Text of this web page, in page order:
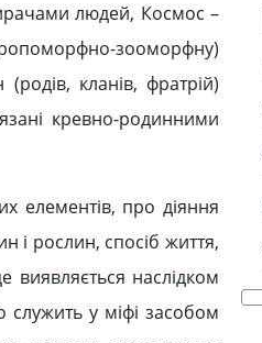
людей, Космос –
зооморфну)
кланів, фратрій)
кревно-родинними
елементів, про діяння
і рослин, спосіб життя,
виявляється наслідком
служить у міфі засобом